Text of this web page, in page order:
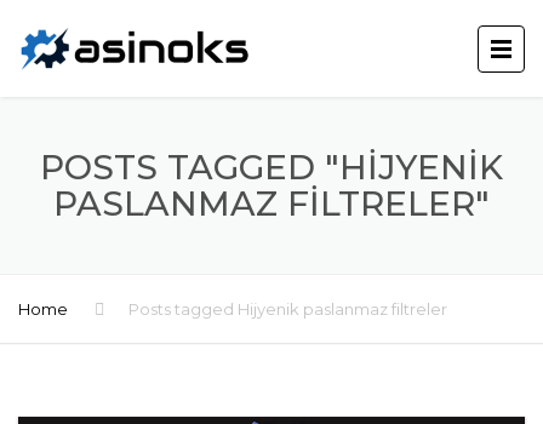
POSTS TAGGED "HIJYENIK
PASLANMAZ FILTRELER"
Home Posts tagged Hijyenik paslanmaz filtreler